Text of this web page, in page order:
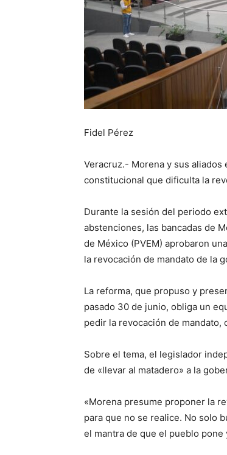
Fidel Pérez
Veracruz.- Morena y sus
constitucional que dificulta la
Durante la sesión del periodo
abstenciones, las bancadas de
de México (PVEM) aprobaron
la revocación de mandato de la
La reforma, que propuso y
pasado 30 de junio, obliga un
pedir la revocación de mandato,
Sobre el tema, el legislador
de «llevar al matadero» a la
«Morena presume proponer la
para que no se realice. No solo
el mantra de que el pueblo